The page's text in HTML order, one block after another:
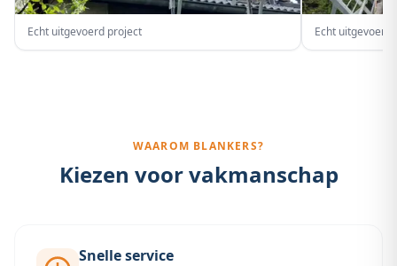
Echt uitgevoerd project Echt uitgevoerd
WAAROM BLANKERS?
Kiezen voor vakmanschap
Snelle service